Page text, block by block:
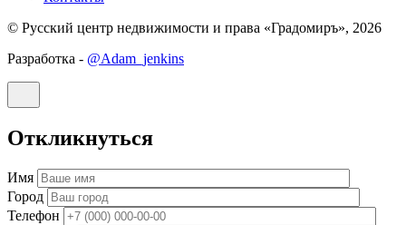
© Русский центр недвижимости и права «Градомиръ», 2026
Разработка - @Adam_jenkins
Откликнуться
Имя
Город
Телефон